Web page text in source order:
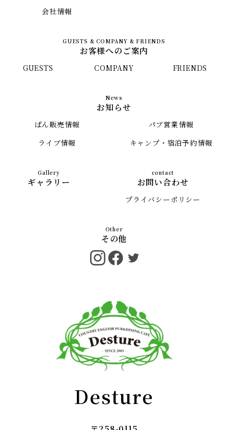
会社情報
お客様へのご案内
GUESTS COMPANY FRIENDS
お知らせ
ぱん販売情報
パブ営業情報
ライブ情報
キャンプ・宿泊予約情報
ギャラリー お問い合わせ
プライバシーポリシー
その他
Desture